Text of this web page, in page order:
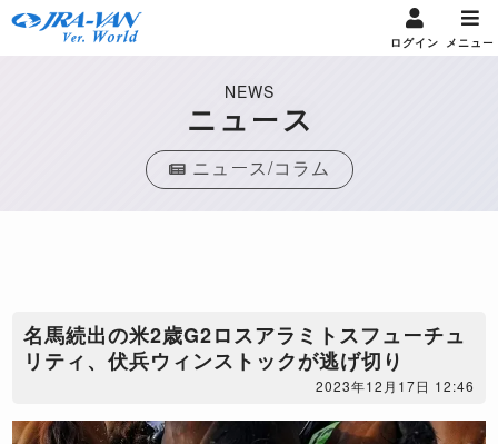
ログイン メニュー
NEWS
ニュース
ニュース/コラム
名馬続出の米2歳G2ロスアラミトスフューチュ
リティ、伏兵ウィンストックが逃げ切り
2023年12月17日 12:46